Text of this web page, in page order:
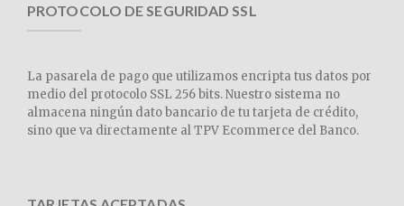
PROTOCOLO DE SEGURIDAD SSL
La pasarela de pago que utilizamos encripta tus datos por
medio del protocolo SSL 256 bits. Nuestro sistema no
almacena ningún dato bancario de tu tarjeta de crédito,
sino que va directamente al TPV Ecommerce del Banco.